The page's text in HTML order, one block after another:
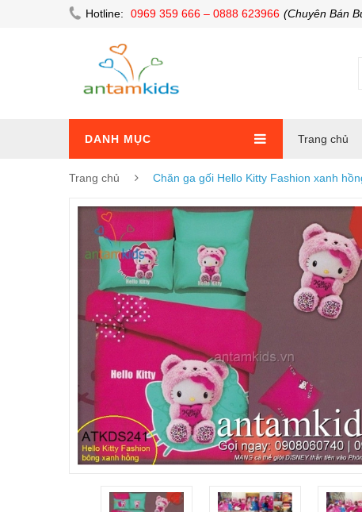
Hotline: 0969 359 666 – 0888 623966 (Chuyên Bán
DANH MỤC Trang chủ
Trang chủ Chăn ga gối Hello Kitty Fashion xanh